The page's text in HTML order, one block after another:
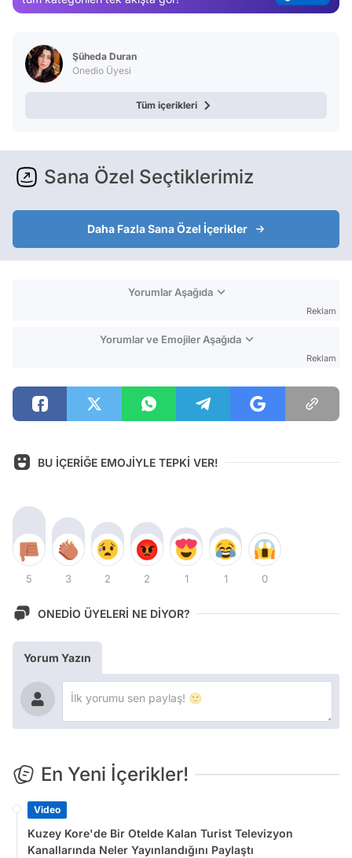
Şüheda Duran
Onedio Üyesi
Tüm içerikleri
Sana Özel Seçtiklerimiz
Daha Fazla Sana Özel İçerikler
Yorumlar Aşağıda
Reklam
Yorumlar ve Emojiler Aşağıda
Reklam
BU İÇERİĞE EMOJİYLE TEPKİ VER!
5 3 2 2 1 1 0
ONEDİO ÜYELERİ NE DİYOR?
Yorum Yazın
En Yeni İçerikler!
Video
Kuzey Kore'de Bir Otelde Kalan Turist Televizyon
Kanallarında Neler Yayınlandığını Paylaştı